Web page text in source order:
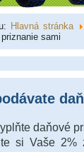
Hlavná stránka
sami
daňové
si Vaše